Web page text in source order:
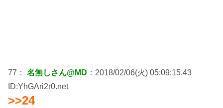
77： 名無しさん@MD ：2018/02/06(火) 05:09:15.43
ID:YhGAri2r0.net
>>24